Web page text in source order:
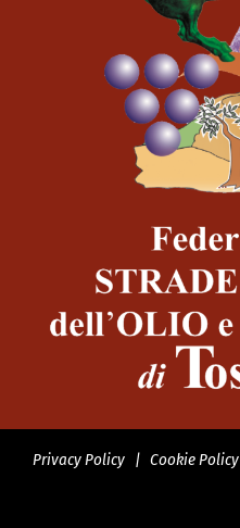
Privacy Policy| Cookie Policy